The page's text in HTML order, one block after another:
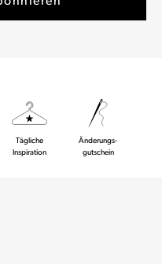
Tägliche
Inspiration
Änderungs-
gutschein